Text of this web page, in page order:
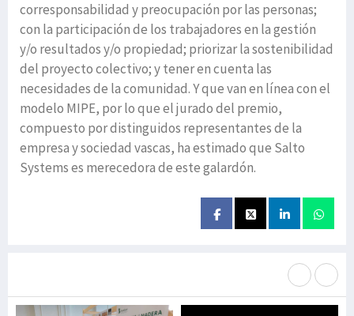
corresponsabilidad y preocupación por las personas;
con la participación de los trabajadores en la gestión
y/o resultados y/o propiedad; priorizar la sostenibilidad
del proyecto colectivo; y tener en cuenta las
necesidades de la comunidad. Y que van en línea con el
modelo MIPE, por lo que el jurado del premio,
compuesto por distinguidos representantes de la
empresa y sociedad vascas, ha estimado que Salto
Systems es merecedora de este galardón.